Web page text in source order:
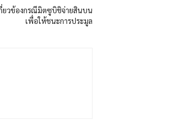
กี่ยวข้องกรณีมิตซูบิชิจ่ายสินบน
เพื่อให้ชนะการประมูล